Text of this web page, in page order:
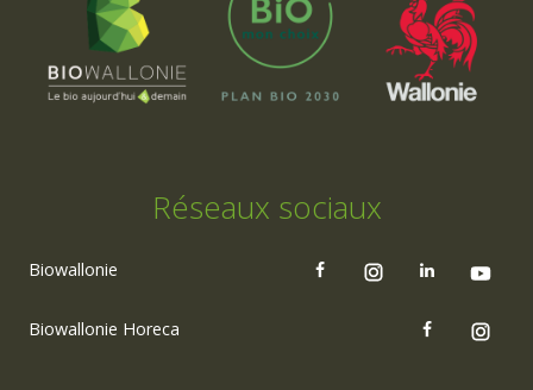
Réseaux sociaux
Biowallonie
Biowallonie Horeca